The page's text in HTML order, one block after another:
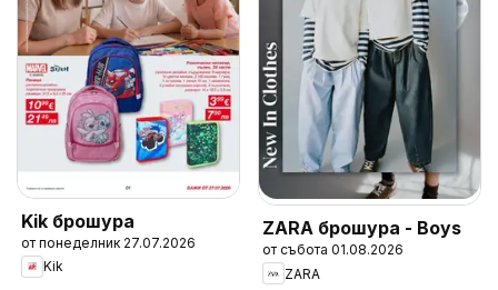
Kik брошура
от понеделник 27.07.2026
Kik
ZARA брошура - Boys
от събота 01.08.2026
ZARA